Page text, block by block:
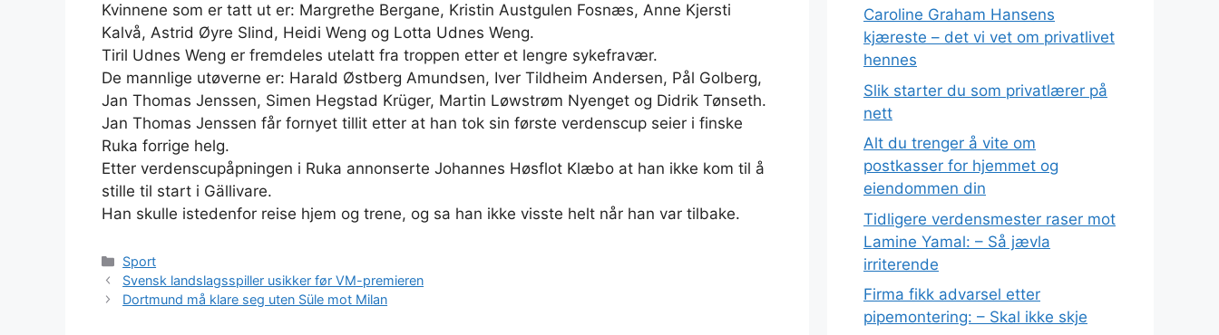
Kvinnene som er tatt ut er: Margrethe Bergane, Kristin Austgulen Fosnæs, Anne Kjersti
Kalvå, Astrid Øyre Slind, Heidi Weng og Lotta Udnes Weng.
Tiril Udnes Weng er fremdeles utelatt fra troppen etter et lengre sykefravær.
De mannlige utøverne er: Harald Østberg Amundsen, Iver Tildheim Andersen, Pål Golberg,
Jan Thomas Jenssen, Simen Hegstad Krüger, Martin Løwstrøm Nyenget og Didrik Tønseth.
Jan Thomas Jenssen får fornyet tillit etter at han tok sin første verdenscup seier i finske
Ruka forrige helg.
Etter verdenscupåpningen i Ruka annonserte Johannes Høsflot Klæbo at han ikke kom til å
stille til start i Gällivare.
Han skulle istedenfor reise hjem og trene, og sa han ikke visste helt når han var tilbake.
Kategorier
Sport
Svensk landslagsspiller usikker før VM-premieren
Dortmund må klare seg uten Süle mot Milan
Caroline Graham Hansens
kjæreste – det vi vet om privatlivet
hennes
Slik starter du som privatlærer på
nett
Alt du trenger å vite om
postkasser for hjemmet og
eiendommen din
Tidligere verdensmester raser mot
Lamine Yamal: – Så jævla
irriterende
Firma fikk advarsel etter
pipemontering: – Skal ikke skje